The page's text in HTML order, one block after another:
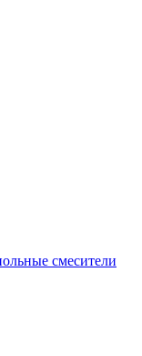
смесители